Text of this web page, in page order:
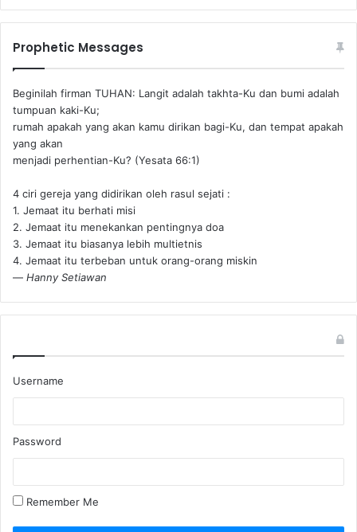
Prophetic Messages
Beginilah firman TUHAN: Langit adalah takhta-Ku dan bumi adalah
tumpuan kaki-Ku;
rumah apakah yang akan kamu dirikan bagi-Ku, dan tempat apakah
yang akan
menjadi perhentian-Ku? (Yesata 66:1) ‪
4 ciri gereja yang didirikan oleh rasul sejati :
1. Jemaat itu berhati misi
2. Jemaat itu menekankan pentingnya doa
3. Jemaat itu biasanya lebih multietnis
4. Jemaat itu terbeban untuk orang-orang miskin
— Hanny Setiawan
Username
Password
Remember Me